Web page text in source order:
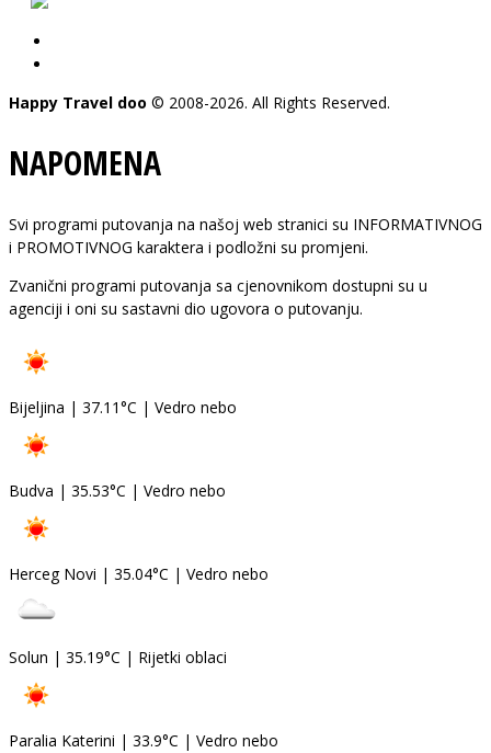
Happy Travel doo © 2008-2026. All Rights Reserved.
NAPOMENA
Svi programi putovanja na našoj web stranici su INFORMATIVNOG
i PROMOTIVNOG karaktera i podložni su promjeni.
Zvanični programi putovanja sa cjenovnikom dostupni su u
agenciji i oni su sastavni dio ugovora o putovanju.
Bijeljina | 37.11°C | Vedro nebo
Budva | 35.53°C | Vedro nebo
Herceg Novi | 35.04°C | Vedro nebo
Solun | 35.19°C | Rijetki oblaci
Paralia Katerini | 33.9°C | Vedro nebo